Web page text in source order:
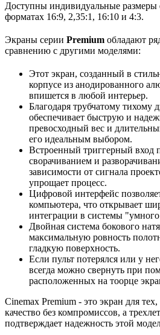
Доступны индивидуальные
форматах 16:9, 2,35:1, 16:10 и 4:3.
Экраны серии Premium обладают
сравнению с другими моделями:
Этот экран, созданный в
корпусе из анодированного
впишется в любой интерьер.
Благодаря трубчатому тихому
обеспечивает быструю и
превосходный вес и
его идеальным выбором.
Встроенный триггерный вход
сворачиванием и
зависимости от сигнала
упрощает процесс.
Цифровой интерфейс
компьютера, что открывает
интеграции в системы
Двойная система бокового
максимальную ровность
гладкую поверхность.
Если пульт потерялся или у
всегда можно свернуть при
расположенных на тоорце
Cinemax Premium - это экран для
качество без компромиссов, а
подтверждает надежность этой